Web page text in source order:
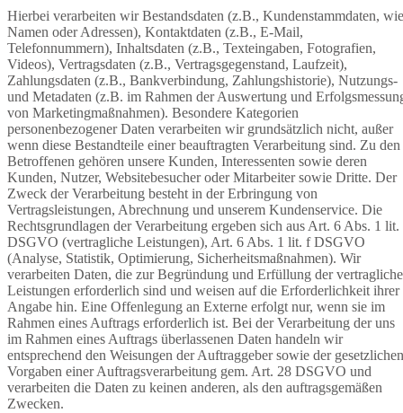
Hierbei verarbeiten wir Bestandsdaten (z.B., Kundenstammdaten, wie
Namen oder Adressen), Kontaktdaten (z.B., E-Mail,
Telefonnummern), Inhaltsdaten (z.B., Texteingaben, Fotografien,
Videos), Vertragsdaten (z.B., Vertragsgegenstand, Laufzeit),
Zahlungsdaten (z.B., Bankverbindung, Zahlungshistorie), Nutzungs-
und Metadaten (z.B. im Rahmen der Auswertung und
von Marketingmaßnahmen). Besondere Kategorien
personenbezogener Daten verarbeiten wir grundsätzlich nicht, außer
wenn diese Bestandteile einer beauftragten Verarbeitung sind. Zu den
Betroffenen gehören unsere Kunden, Interessenten sowie deren
Kunden, Nutzer, Websitebesucher oder Mitarbeiter sowie Dritte. Der
Zweck der Verarbeitung besteht in der Erbringung von
Vertragsleistungen, Abrechnung und unserem Kundenservice. Die
Rechtsgrundlagen der Verarbeitung ergeben sich aus Art. 6 Abs. 1 lit.
DSGVO (vertragliche Leistungen), Art. 6 Abs. 1 lit. f DSGVO
(Analyse, Statistik, Optimierung, Sicherheitsmaßnahmen). Wir
verarbeiten Daten, die zur Begründung und Erfüllung der
Leistungen erforderlich sind und weisen auf die Erforderlichkeit ihrer
Angabe hin. Eine Offenlegung an Externe erfolgt nur, wenn sie im
Rahmen eines Auftrags erforderlich ist. Bei der Verarbeitung der uns
im Rahmen eines Auftrags überlassenen Daten handeln wir
entsprechend den Weisungen der Auftraggeber sowie der gesetzlichen
Vorgaben einer Auftragsverarbeitung gem. Art. 28 DSGVO und
verarbeiten die Daten zu keinen anderen, als den auftragsgemäßen
Zwecken.